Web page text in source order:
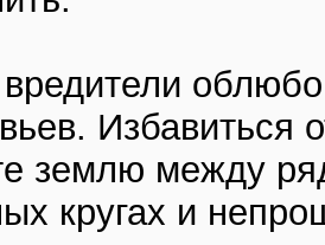
Избавиться
землю между
кругах и